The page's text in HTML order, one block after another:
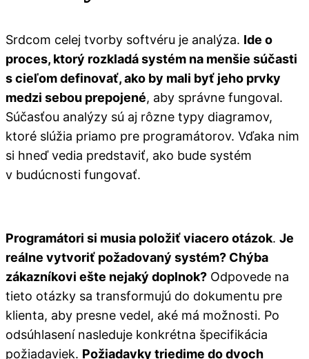
Srdcom celej tvorby softvéru je analýza. Ide o
proces, ktorý rozkladá systém na menšie súčasti
s cieľom definovať, ako by mali byť jeho prvky
medzi sebou prepojené, aby správne fungoval.
Súčasťou analýzy sú aj rôzne typy diagramov,
ktoré slúžia priamo pre programátorov. Vďaka nim
si hneď vedia predstaviť, ako bude systém
v budúcnosti fungovať.
Programátori si musia položiť viacero otázok. Je
reálne vytvoriť požadovaný systém? Chýba
zákazníkovi ešte nejaký doplnok? Odpovede na
tieto otázky sa transformujú do dokumentu pre
klienta, aby presne vedel, aké má možnosti. Po
odsúhlasení nasleduje konkrétna špecifikácia
požiadaviek. Požiadavky triedime do dvoch